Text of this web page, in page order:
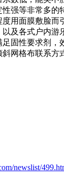
强等非常多的
用面膜敷脸
及各式户内游
固性要求剂
网格布联系方
newslist/